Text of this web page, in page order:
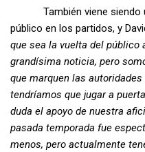
También viene siendo
público en los partidos, y
que sea la vuelta del público
grandísima noticia, pero
que marquen las
tendríamos que jugar a
duda el apoyo de nuestra
pasada temporada fue
menos, pero actualmente